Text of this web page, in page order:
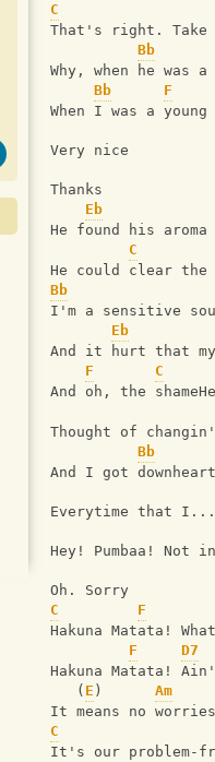
C
That's right. Take
Bb
Why, when he was
Bb
F
When I was a young
Very nice
Thanks
Eb
He found his
C
He could clear the
Bb
I'm a sensitive
Eb
And it hurt that my
F
C
And oh, the
Thought of changin'
Bb
And I got
Everytime that I...
Hey! Pumbaa!
Oh. Sorry
C
F
Hakuna Matata!
F
D7
Hakuna Matata!
   (
E ) Am
It means no
C
It's our problem-